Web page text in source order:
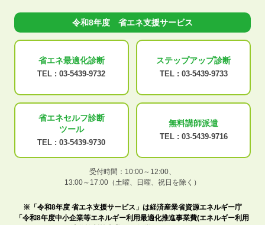
令和8年度 省エネ支援サービス
省エネ最適化診断
TEL : 03-5439-9732
ステップアップ診断
TEL : 03-5439-9733
省エネセルフ診断
ツール
TEL : 03-5439-9730
無料講師派遣
TEL : 03-5439-9716
受付時間：10:00～12:00、
13:00～17:00（土曜、日曜、祝日を除く）
※「令和8年度 省エネ支援サービス」は経済産業省資源エネルギー庁
「令和8年度中小企業等エネルギー利用最適化推進事業費(エネルギー利用